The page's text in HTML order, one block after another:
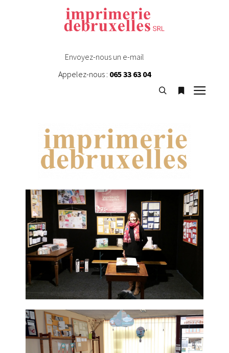
Envoyez-nous un e-mail
Appelez-nous : 065 33 63 04